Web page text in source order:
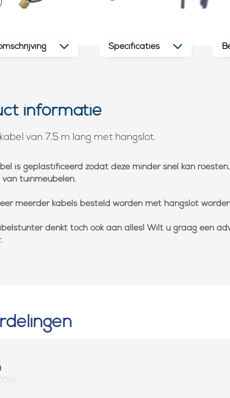
Specificaties
informatie
van 7.5 m lang met hangslot.
is geplastificeerd zodat deze minder snel kan
tuinmeubelen.
meerder kabels besteld worden met hangslot
denkt toch ook aan alles! Wilt u graag een